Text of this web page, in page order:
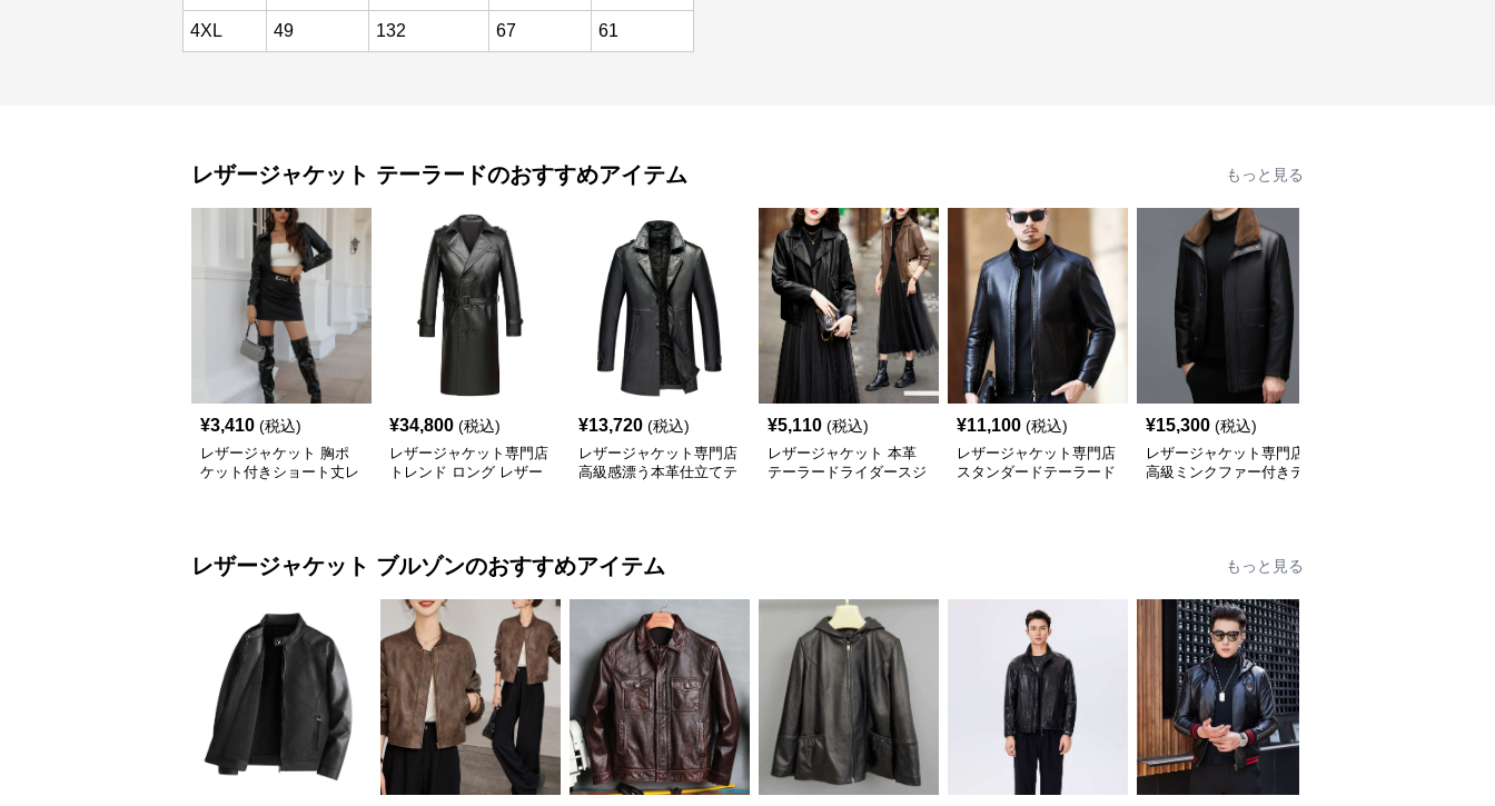
4XL 49 132 67 61
レザージャケット テーラードのおすすめアイテム もっと見る
¥3,410 (税込)
レザージャケット 胸ポ
ケット付きショート丈レ
¥34,800 (税込)
レザージャケット専門店
トレンド ロング レザー
¥13,720 (税込)
レザージャケット専門店
高級感漂う本革仕立てテ
¥5,110 (税込)
レザージャケット 本革
テーラードライダースジ
¥11,100 (税込)
レザージャケット専門店
スタンダードテーラード
¥15,300 (税込)
レザージャケット専門店
高級ミンクファー付きテ
レザージャケット ブルゾンのおすすめアイテム もっと見る